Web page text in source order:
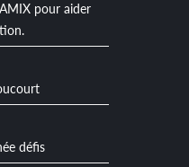
pour aider
défis